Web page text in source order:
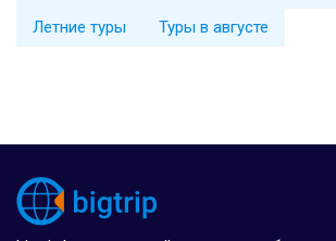
Летние туры
Туры в августе